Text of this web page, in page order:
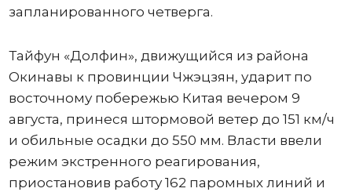
запланированного четверга.
Тайфун «Долфин», движущийся из района
Окинавы к провинции Чжэцзян, ударит по
восточному побережью Китая вечером 9
августа, принеся штормовой ветер до 151 км/ч
и обильные осадки до 550 мм. Власти ввели
режим экстренного реагирования,
приостановив работу 162 паромных линий и